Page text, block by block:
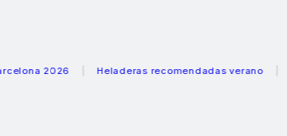
2026 Heladeras recomendadas verano